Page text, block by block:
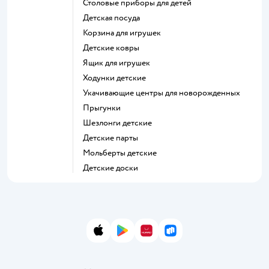
Столовые приборы для детей
Детская посуда
Корзина для игрушек
Детские ковры
Ящик для игрушек
Ходунки детские
Укачивающие центры для новорожденных
Прыгунки
Шезлонги детские
Детские парты
Мольберты детские
Детские доски
App StoreGoogle Play
AppGallery
RuStore